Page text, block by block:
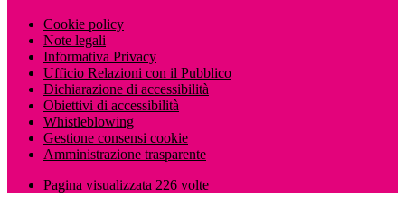
Cookie policy
Note legali
Informativa Privacy
Ufficio Relazioni con il Pubblico
Dichiarazione di accessibilità
Obiettivi di accessibilità
Whistleblowing
Gestione consensi cookie
Amministrazione trasparente
Pagina visualizzata 226 volte